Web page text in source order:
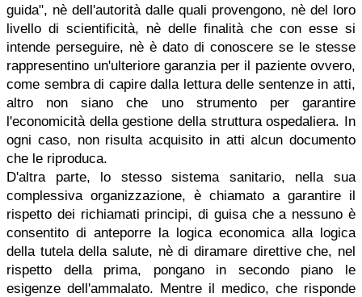
guida", nè dell'autorità dalle quali provengono, nè del loro
livello di scientificità, nè delle finalità che con esse si
intende perseguire, nè è dato di conoscere se le stesse
rappresentino un'ulteriore garanzia per il paziente ovvero,
come sembra di capire dalla lettura delle sentenze in atti,
altro non siano che uno strumento per garantire
l'economicità della gestione della struttura ospedaliera. In
ogni caso, non risulta acquisito in atti alcun documento
che le riproduca.
D'altra parte, lo stesso sistema sanitario, nella sua
complessiva organizzazione, è chiamato a garantire il
rispetto dei richiamati principi, di guisa che a nessuno è
consentito di anteporre la logica economica alla logica
della tutela della salute, nè di diramare direttive che, nel
rispetto della prima, pongano in secondo piano le
esigenze dell'ammalato. Mentre il medico, che risponde